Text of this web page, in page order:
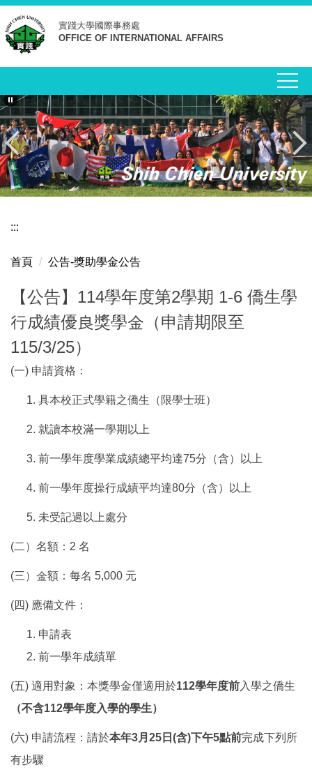
跳
到
主
要
容
區
實踐大學國際事務處
OFFICE OF INTERNATIONAL AFFAIRS
:::
首頁 公告-獎助學金公告
【公告】114學年度第2學期 1-6 僑生學
行成績優良獎學金（申請期限至
115/3/25）
(一) 申請資格：
具本校正式學籍之僑生（限學士班）
就讀本校滿一學期以上
前一學年度學業成績總平均達75分（含）以上
前一學年度操行成績平均達80分（含）以上
未受記過以上處分
(二）名額：2 名
(三）金額：每名 5,000 元
(四) 應備文件：
申請表
前一學年成績單
(五) 適用對象：本獎學金僅適用於112學年度前入學之僑生
（不含112學年度入學的學生）
(六) 申請流程：請於本年3月25日(含)下午5點前完成下列所
有步驟